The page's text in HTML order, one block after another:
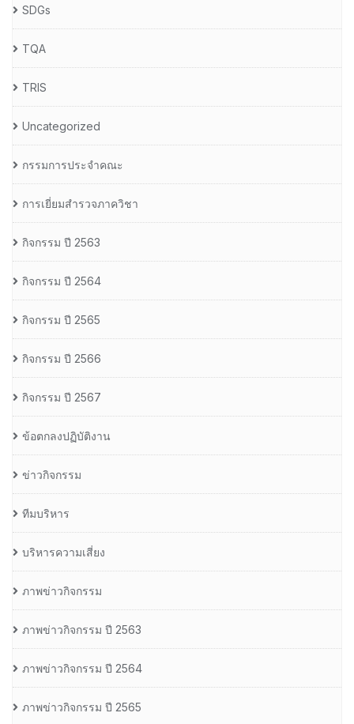
SDGs
TQA
TRIS
Uncategorized
กรรมการประจำคณะ
การเยี่ยมสำรวจภาควิชา
กิจกรรม ปี 2563
กิจกรรม ปี 2564
กิจกรรม ปี 2565
กิจกรรม ปี 2566
กิจกรรม ปี 2567
ข้อตกลงปฏิบัติงาน
ข่าวกิจกรรม
ทีมบริหาร
บริหารความเสี่ยง
ภาพข่าวกิจกรรม
ภาพข่าวกิจกรรม ปี 2563
ภาพข่าวกิจกรรม ปี 2564
ภาพข่าวกิจกรรม ปี 2565